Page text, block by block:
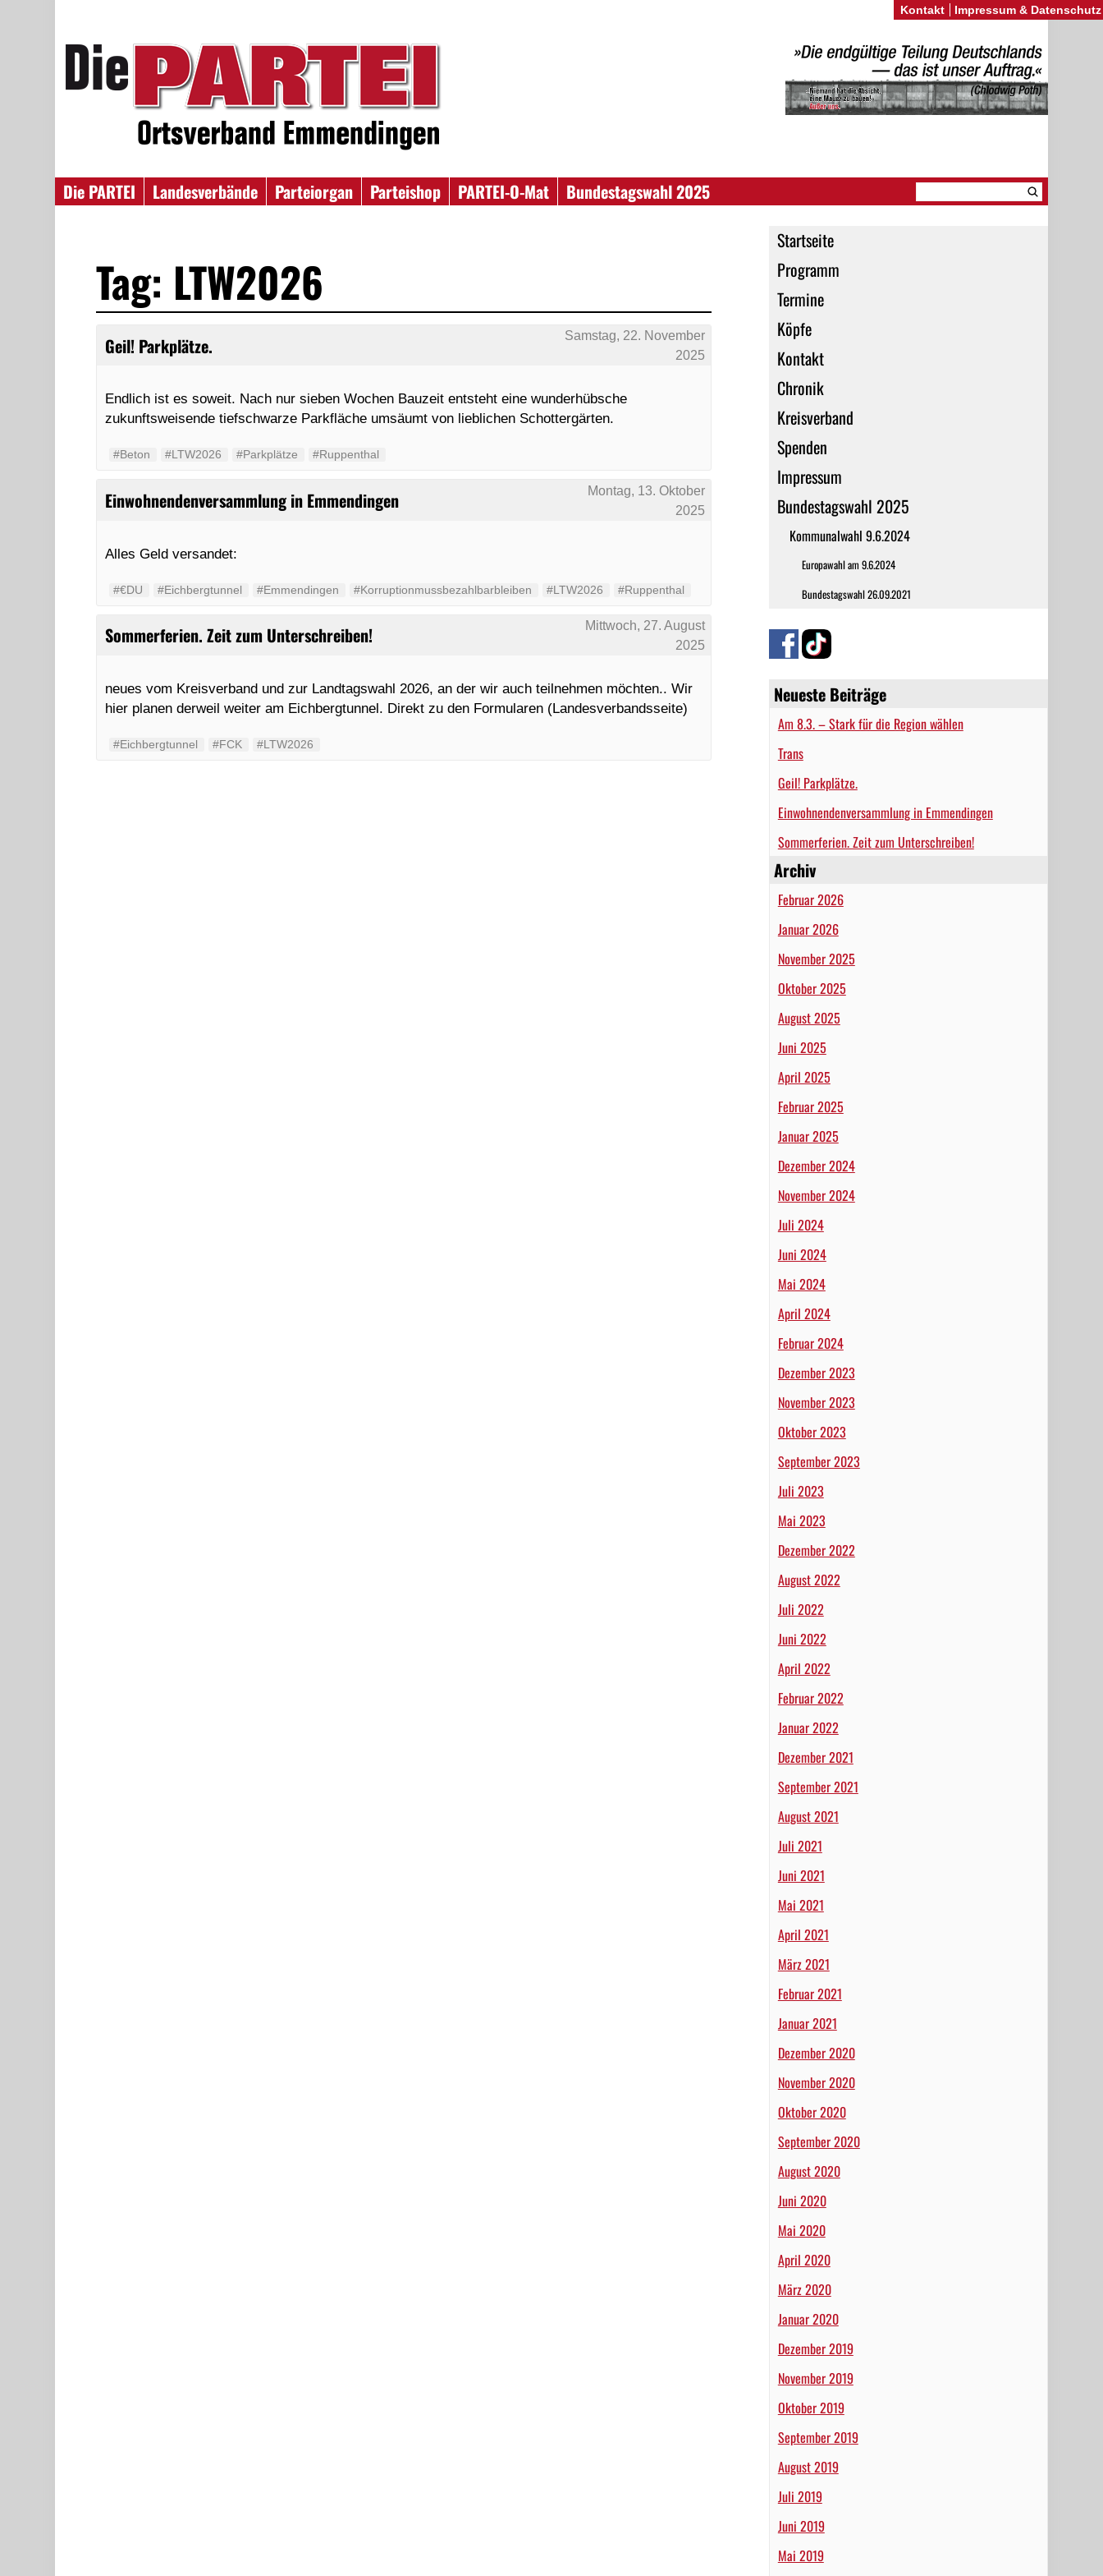
Die PARTEI Landesverbände Parteiorgan Parteishop PARTEI-O-Mat
Bundestagswahl 2025
Startseite
Programm
Termine
Köpfe
Kontakt
Chronik
Kreisverband
Spenden
Impressum
Bundestagswahl 2025
Kommunalwahl 9.6.2024
Europawahl am 9.6.2024
Bundestagswahl 26.09.2021
Neueste Beiträge
Am 8.3. – Stark für die Region wählen
Trans
Geil! Parkplätze.
Einwohnendenversammlung in Emmendingen
Sommerferien. Zeit zum Unterschreiben!
Archiv
Februar 2026
Januar 2026
November 2025
Oktober 2025
August 2025
Juni 2025
April 2025
Februar 2025
Januar 2025
Dezember 2024
November 2024
Juli 2024
Juni 2024
Mai 2024
April 2024
Februar 2024
Dezember 2023
November 2023
Oktober 2023
September 2023
Juli 2023
Mai 2023
Dezember 2022
August 2022
Juli 2022
Juni 2022
April 2022
Februar 2022
Januar 2022
Dezember 2021
September 2021
August 2021
Juli 2021
Juni 2021
Mai 2021
April 2021
März 2021
Februar 2021
Januar 2021
Dezember 2020
November 2020
Oktober 2020
September 2020
August 2020
Juni 2020
Mai 2020
April 2020
März 2020
Januar 2020
Dezember 2019
November 2019
Oktober 2019
September 2019
August 2019
Juli 2019
Juni 2019
Mai 2019
Tag: LTW2026
Geil! Parkplätze.
Samstag, 22. November
2025
Endlich ist es soweit. Nach nur sieben Wochen Bauzeit entsteht eine wunderhübsche
zukunftsweisende tiefschwarze Parkfläche umsäumt von lieblichen Schottergärten.
#Beton #LTW2026 #Parkplätze #Ruppenthal
Einwohnendenversammlung in Emmendingen
Montag, 13. Oktober
2025
Alles Geld versandet:
#€DU #Eichbergtunnel #Emmendingen #Korruptionmussbezahlbarbleiben #LTW2026 #Ruppenthal
Sommerferien. Zeit zum Unterschreiben!
Mittwoch, 27. August
2025
neues vom Kreisverband und zur Landtagswahl 2026, an der wir auch teilnehmen möchten.. Wir
hier planen derweil weiter am Eichbergtunnel. Direkt zu den Formularen (Landesverbandsseite)
#Eichbergtunnel #FCK #LTW2026
Kontakt Impressum & Datenschutz